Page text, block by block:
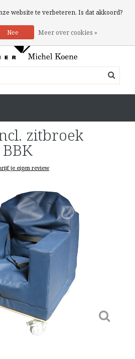
0 Artikelen
zitbroek
je eigen review
website te verbeteren. Is dat akkoord?
Nee Meer over cookies »